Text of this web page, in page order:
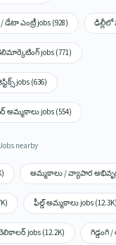
ఎంట్రీ jobs (928) ఢిల్లీలో
jobs (771)
jobs (636)
అమ్మకాలు jobs (554)
nearby
అమ్మకాలు / వ్యాపార అభివృద్ధి
ఫీల్డ్ అమ్మకాలు jobs (12.3K)
jobs (12.2K) గిడ్డంగి